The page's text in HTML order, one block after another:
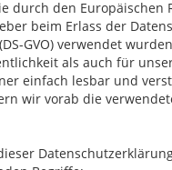
durch den Europäischen
beim Erlass der
GVO) verwendet
als auch für
einfach lesbar und
wir vorab die